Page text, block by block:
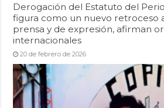
Derogación del Estatuto del
figura como un nuevo retroceso
prensa y de expresión, afirman
internacionales
20 de febrero de 2026